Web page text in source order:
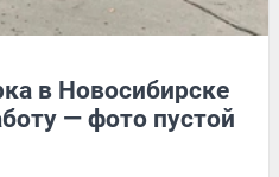
в Новосибирске
— фото пустой